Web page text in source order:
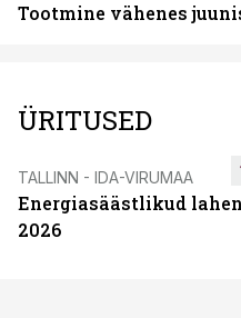
Tootmine vähenes
ÜRITUSED
TALLINN - IDA-VIRUMAA
Energiasäästlikud
2026